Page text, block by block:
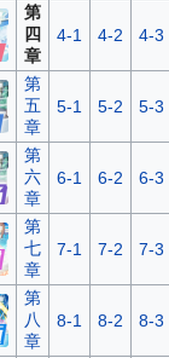
第
四
章
4-1 4-2 4-3
第
五
章
5-1 5-2 5-3
第
六
章
6-1 6-2 6-3
第
七
章
7-1 7-2 7-3
第
八
章
8-1 8-2 8-3